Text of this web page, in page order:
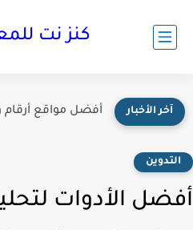
كنز نت
آخر الأخبار
الأدوات